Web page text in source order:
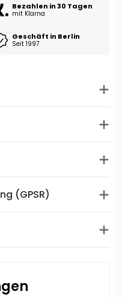
Bezahlen in 30 Tagen
mit Klarna
Geschäft in Berlin
Seit 1997
(GPSR)